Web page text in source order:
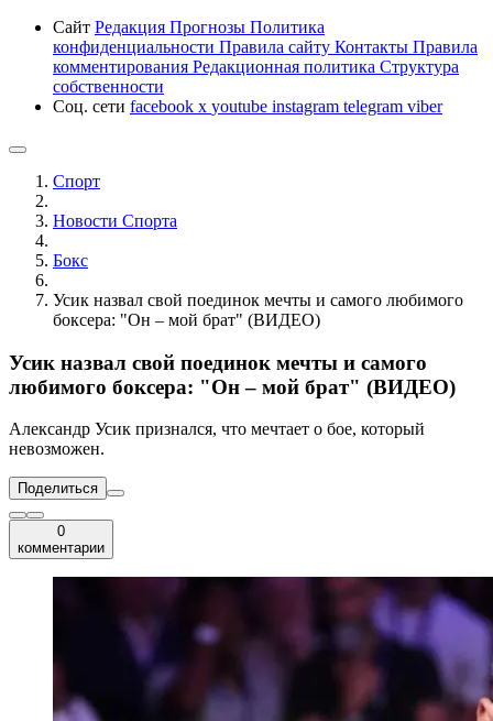
Сайт Редакция Прогнозы Политика
конфиденциальности Правила сайту Контакты Правила
комментирования Редакционная политика Структура
собственности
Соц. сети facebook x youtube instagram telegram viber
Спорт
Новости Cпорта
Бокс
Усик назвал свой поединок мечты и самого любимого
боксера: "Он – мой брат" (ВИДЕО)
Усик назвал свой поединок мечты и самого
любимого боксера: "Он – мой брат" (ВИДЕО)
Александр Усик признался, что мечтает о бое, который
невозможен.
Поделиться
0
комментарии